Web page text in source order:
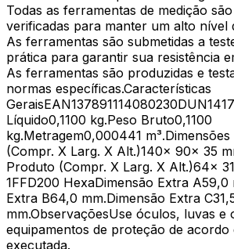
Todas as ferramentas de medição
verificadas para manter um alto nível
As ferramentas são submetidas a
prática para garantir sua resistência
As ferramentas são produzidas e
normas específicas.Características
Líquido0,1100 kg.Peso Bruto0,1100
kg.Metragem0,000441 m³.Dimensões
(Compr. X Larg. X Alt.)140x 90x 35
Produto (Compr. X Larg. X Alt.)64x
1FFD200 HexaDimensão Extra A59,0
Extra B64,0 mm.Dimensão Extra
mm.ObservaçõesUse óculos, luvas e
equipamentos de proteção de
executada.